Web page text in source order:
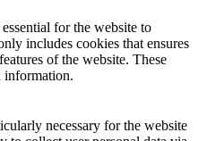
for the website to
includes cookies that ensures
of the website. These
information.
necessary for the website